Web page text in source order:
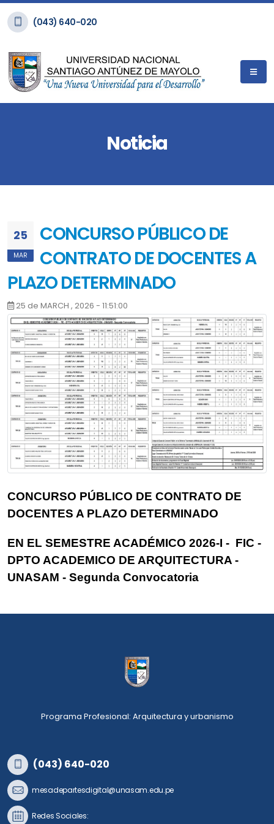
(043) 640-020
Noticia
25
MAR
CONCURSO PÚBLICO DE
CONTRATO DE DOCENTES A
PLAZO DETERMINADO
25 de MARCH , 2026 - 11:51:00
CONCURSO PÚBLICO DE CONTRATO DE
DOCENTES A PLAZO DETERMINADO
EN EL SEMESTRE ACADÉMICO 2026-I - FIC -
DPTO ACADEMICO DE ARQUITECTURA -
UNASAM - Segunda Convocatoria
Programa Profesional: Arquitectura y urbanismo
(043) 640-020
mesadepartesdigital@unasam.edu.pe
Redes Sociales: